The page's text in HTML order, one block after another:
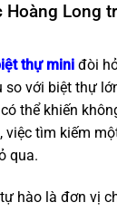
Hoàng Long
thự mini đòi
so với biệt thự
thể khiến
việc tìm kiếm
qua.
tự hào là đơn vị